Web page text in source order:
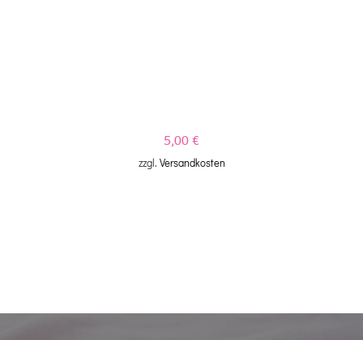
5,00€
zzgl. Versandkosten